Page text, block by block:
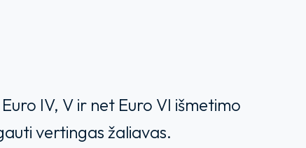
IV, V ir net Euro VI išmetimo
vertingas žaliavas.